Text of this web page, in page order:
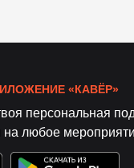
«КАВЁР»
персональная
на любое